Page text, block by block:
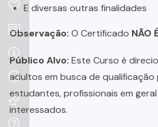
E diversas outras finalidades
Observação: O Certificado NÃO
Público Alvo: Este Curso é
adultos em busca de qualificação
estudantes, profissionais em
interessados.